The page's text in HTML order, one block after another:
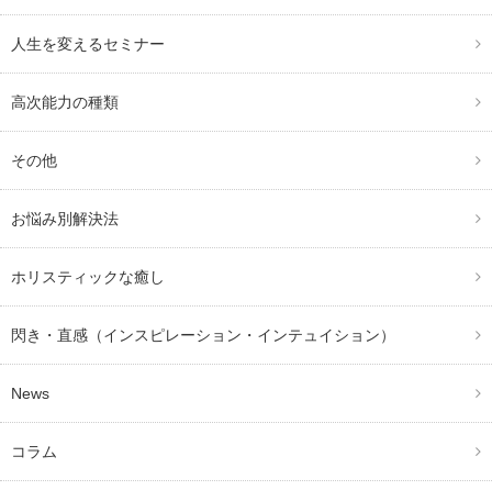
人生を変えるセミナー
高次能力の種類
その他
お悩み別解決法
ホリスティックな癒し
閃き・直感（インスピレーション・インテュイション）
News
コラム